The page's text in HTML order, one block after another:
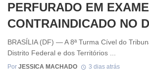
PERFURADO EM EXAME
CONTRAINDICADO NO
BRASÍLIA (DF) — A 8ª Turma Cível do
Distrito Federal e dos Territórios ...
Por JESSICA MACHADO 3 dias atrás